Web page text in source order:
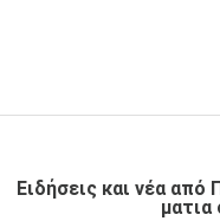
Ειδήσεις και νέα από
ματια